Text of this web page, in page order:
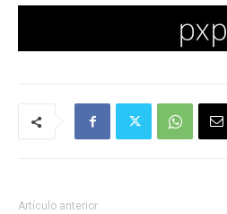
Artículo anterior